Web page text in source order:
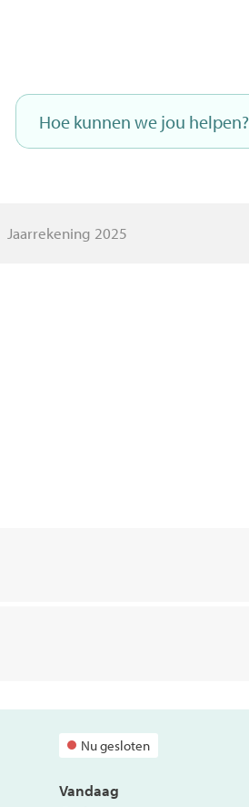
Hoe
kunnen
we
Jaarrekening 2025
Nu gesloten
Vandaag